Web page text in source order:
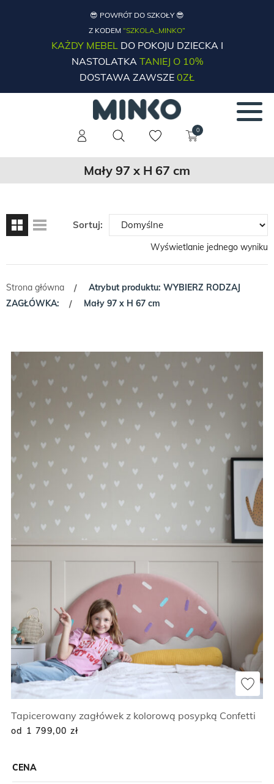
😎 POWRÓT DO SZKOŁY 😎
Z KODEM “SZKOLA_MINKO”
KAŻDY MEBELDO POKOJU DZIECKA I
NASTOLATKATANIEJ O 10%
DOSTAWA ZAWSZE 0ZŁ
0
Mały 97 x H 67 cm
CENA
Sortuj:
Wyświetlanie jednego wyniku
Strona główna /
Atrybut produktu: WYBIERZ RODZAJ
ZAGŁÓWKA:
/ Mały 97 x H 67 cm
Tapicerowany zagłówek z kolorową posypką Confetti
od 1 799,00 zł